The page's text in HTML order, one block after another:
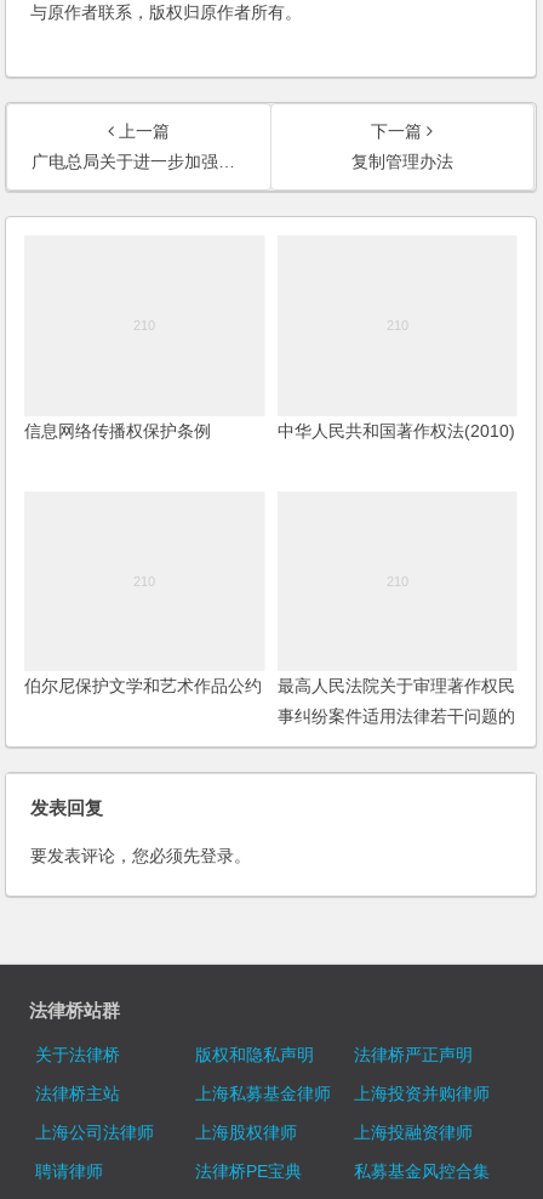
与原作者联系，版权归原作者所有。
上一篇
广电总局关于进一步加强广播影视节目版权保护工作的通知
下一篇
复制管理办法
信息网络传播权保护条例 中华人民共和国著作权法(2010)
伯尔尼保护文学和艺术作品公约
最高人民法院关于审理著作权民
事纠纷案件适用法律若干问题的
解释
发表回复
要发表评论，您必须先登录。
法律桥站群
关于法律桥 版权和隐私声明
法律桥严正声明
法律桥主站
上海私募基金律师
上海投资并购律师
上海公司法律师
上海股权律师
上海投融资律师
聘请律师
法律桥PE宝典
私募基金风控合集